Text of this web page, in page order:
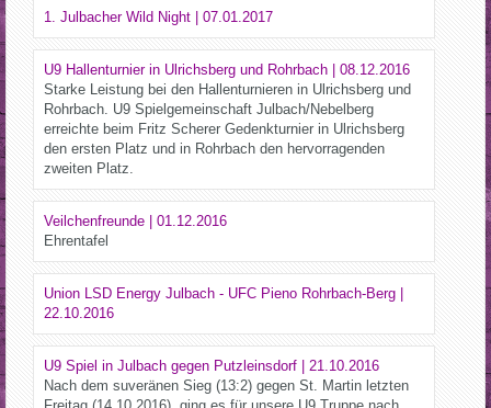
1. Julbacher Wild Night | 07.01.2017
U9 Hallenturnier in Ulrichsberg und Rohrbach | 08.12.2016
Starke Leistung bei den Hallenturnieren in Ulrichsberg und
Rohrbach. U9 Spielgemeinschaft Julbach/Nebelberg
erreichte beim Fritz Scherer Gedenkturnier in Ulrichsberg
den ersten Platz und in Rohrbach den hervorragenden
zweiten Platz.
Veilchenfreunde | 01.12.2016
Ehrentafel
Union LSD Energy Julbach - UFC Pieno Rohrbach-Berg |
22.10.2016
U9 Spiel in Julbach gegen Putzleinsdorf | 21.10.2016
Nach dem suveränen Sieg (13:2) gegen St. Martin letzten